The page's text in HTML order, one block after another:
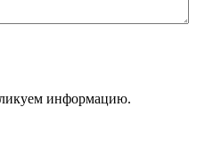
информацию.